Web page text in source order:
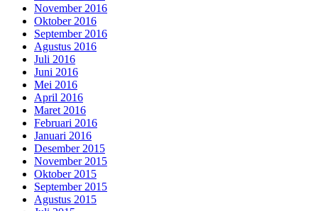
November 2016
Oktober 2016
September 2016
Agustus 2016
Juli 2016
Juni 2016
Mei 2016
April 2016
Maret 2016
Februari 2016
Januari 2016
Desember 2015
November 2015
Oktober 2015
September 2015
Agustus 2015